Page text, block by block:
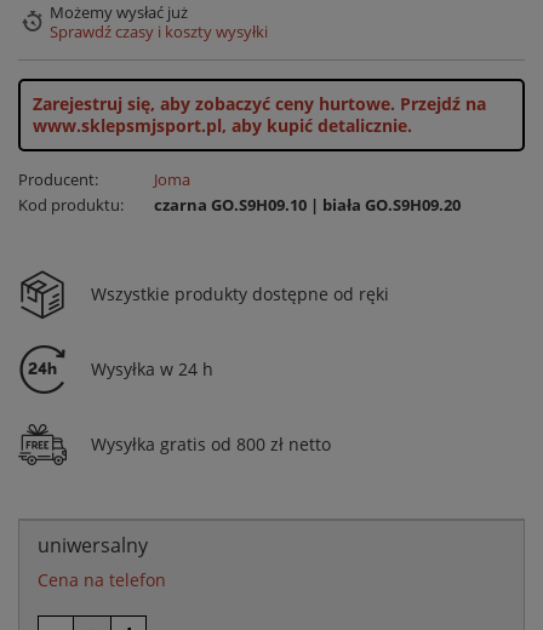
Możemy wysłać już
Sprawdź czasy i koszty wysyłki
Zarejestruj się, aby zobaczyć ceny hurtowe. Przejdź na
www.sklepsmjsport.pl, aby kupić detalicznie.
Producent:
Joma
Kod produktu:
czarna GO.S9H09.10 | biała GO.S9H09.20
Wszystkie produkty dostępne od ręki
Wysyłka w 24 h
Wysyłka gratis od 800 zł netto
uniwersalny
Cena na telefon